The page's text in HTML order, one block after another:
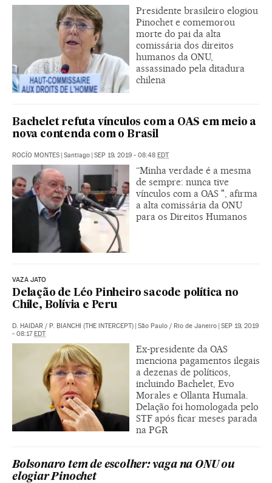
Presidente brasileiro elogiou
Pinochet e comemorou
morte do pai da alta
comissária dos direitos
humanos da ONU,
assassinado pela ditadura
chilena
Bachelet refuta vínculos com a OAS em meio a
nova contenda com o Brasil
ROCÍO MONTES | Santiago | SEP 19, 2019 - 08:48 EDT
“Minha verdade é a mesma
de sempre: nunca tive
vínculos com a OAS ", afirma
a alta comissária da ONU
para os Direitos Humanos
VAZA JATO
Delação de Léo Pinheiro sacode política no
Chile, Bolívia e Peru
D. HAIDAR / P. BIANCHI (THE INTERCEPT) | São Paulo / Rio de Janeiro | SEP 19, 2019
- 08:17EDT
Ex-presidente da OAS
menciona pagamentos ilegais
a dezenas de políticos,
incluindo Bachelet, Evo
Morales e Ollanta Humala.
Delação foi homologada pelo
STF após ficar meses parada
na PGR
Bolsonaro tem de escolher: vaga na ONU ou
elogiar Pinochet